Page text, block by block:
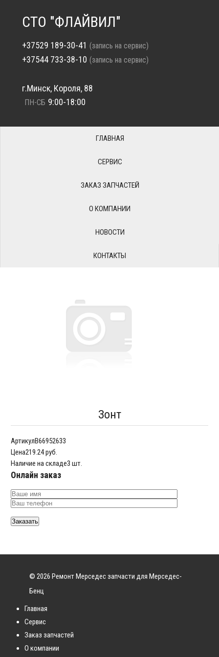
СТО "ФЛАЙВИЛ"
+37529 189-30-41 (запись на сервис)
+37544 733-38-10 (запись на сервис)
г.Минск, Короля, 88
ПН-СБ 9:00-18:00
ГЛАВНАЯ
СЕРВИС
ЗАКАЗ ЗАПЧАСТЕЙ
О КОМПАНИИ
НОВОСТИ
КОНТАКТЫ
Зонт
АртикулB66952633
Цена219.24 руб.
Наличие на складе3 шт.
Онлайн заказ
© 2026 Ремонт Мерседес запчасти для Мерседес-
Бенц
Главная
Сервис
Заказ запчастей
О компании